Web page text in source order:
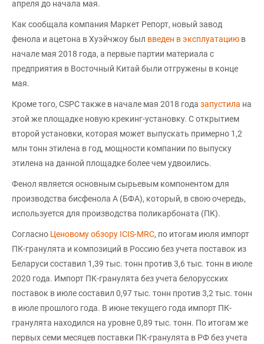
апреля до начала мая.
Как сообщала компания Маркет Репорт, новый завод
фенола и ацетона в Хуэйчжоу был введен в эксплуатацию в
начале мая 2018 года, а первые партии материала с
предприятия в Восточный Китай были отгружены в конце
мая.
Кроме того, CSPC также в начале мая 2018 года запустила на
этой же площадке новую крекинг-установку. С открытием
второй установки, которая может выпускать примерно 1,2
млн тонн этилена в год, мощности компании по выпуску
этилена на данной площадке более чем удвоились.
Фенол является основным сырьевым компонентом для
производства бисфенола А (БФА), который, в свою очередь,
используется для производства поликарбоната (ПК).
Согласно Ценовому обзору ICIS-MRC, по итогам июля импорт
ПК-гранулята и композиций в Россию без учета поставок из
Беларуси составил 1,39 тыс. тонн против 3,6 тыс. тонн в июле
2020 года. Импорт ПК-гранулята без учета белорусских
поставок в июле составил 0,97 тыс. тонн против 3,2 тыс. тонн
в июле прошлого года. В июне текущего года импорт ПК-
гранулята находился на уровне 0,89 тыс. тонн. По итогам же
первых семи месяцев поставки ПК-гранулята в РФ без учета